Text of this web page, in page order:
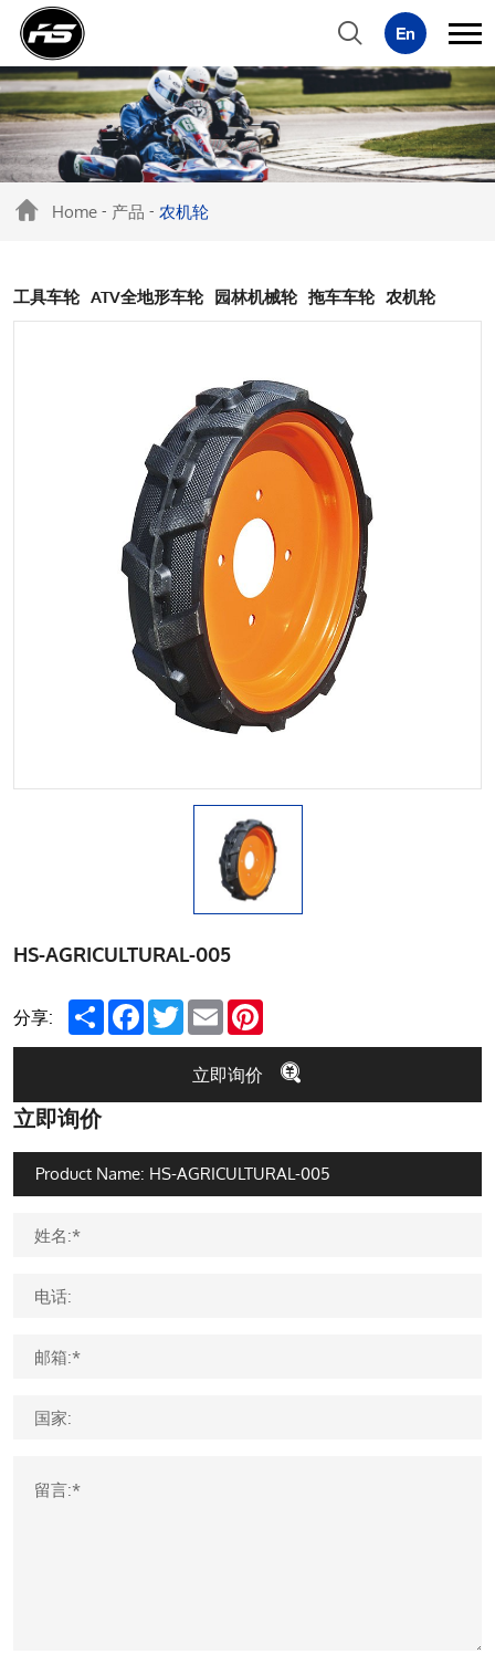
Home - 产品 - 农机轮
工具车轮 ATV全地形车轮 园林机械轮 拖车车轮 农机轮
HS-AGRICULTURAL-005
分享: Share FacebookTwitterEmail
立即询价
立即询价
姓名:*
电话:
邮箱:*
国家:
留言:*